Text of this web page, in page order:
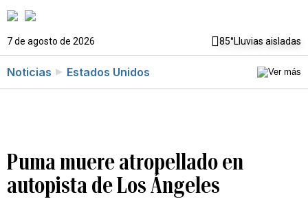
7 de agosto de 2026 85°Lluvias aisladas
Noticias Estados Unidos
Puma muere atropellado en
autopista de Los Ángeles